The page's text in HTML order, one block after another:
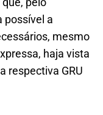
possível a
mesmo
haja vista
respectiva GRU